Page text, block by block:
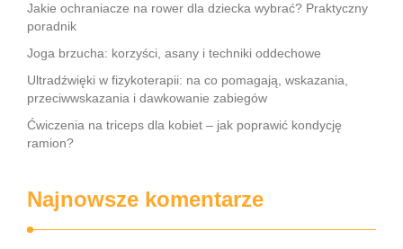
Jakie ochraniacze na rower dla dziecka wybrać? Praktyczny
poradnik
Joga brzucha: korzyści, asany i techniki oddechowe
Ultradźwięki w fizykoterapii: na co pomagają, wskazania,
przeciwwskazania i dawkowanie zabiegów
Ćwiczenia na triceps dla kobiet – jak poprawić kondycję
ramion?
Najnowsze komentarze